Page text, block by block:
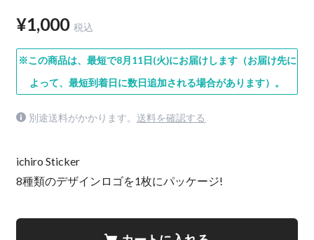
¥1,000 税込
※この商品は、最短で8月11日(火)にお届けします（お届け先に
よって、最短到着日に数日追加される場合があります）。
別途送料がかかります。 送料を確認する
ichiro Sticker
8種類のデザインロゴを1枚にパッケージ!